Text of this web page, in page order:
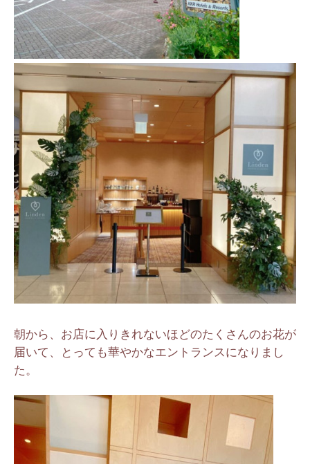
朝から、お店に入りきれないほどのたくさんのお花が
届いて、とっても華やかなエントランスになりまし
た。